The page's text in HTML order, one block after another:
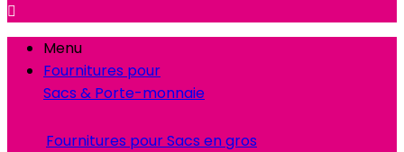

Menu
Fournitures pour
Sacs & Porte-monnaie
Fournitures pour Sacs en gros